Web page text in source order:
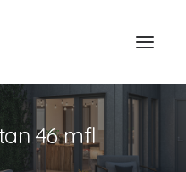
46 mfl